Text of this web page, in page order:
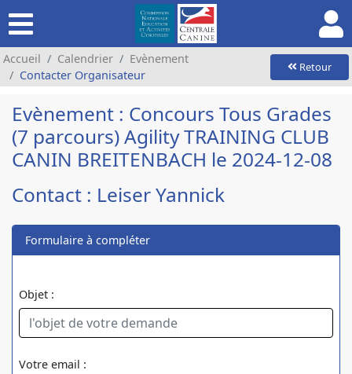
Accueil Calendrier
Evènement
Contacter Organisateur
Retour
Evènement : Concours Tous Grades
(7 parcours) Agility TRAINING CLUB
CANIN BREITENBACH le 2024-12-08
Contact : Leiser Yannick
Formulaire à compléter
Objet :
Votre email :